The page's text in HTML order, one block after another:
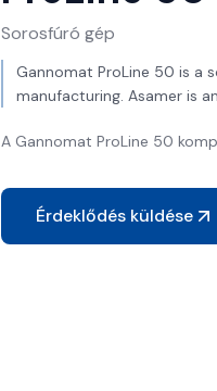
Sorosfúró gép
Gannomat ProLine 50 is a
manufacturing. Asamer is
A Gannomat ProLine 50
Érdeklődés küldése